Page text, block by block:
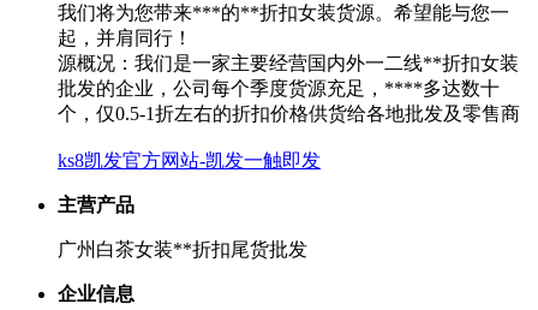
我们将为您带来***的**折扣女装货源。希望能与您一
起，并肩同行！
源概况：我们是一家主要经营国内外一二线**折扣女装
批发的企业，公司每个季度货源充足，****多达数十
个，仅0.5-1折左右的折扣价格供货给各地批发及零售商
ks8凯发官方网站-凯发一触即发
主营产品
广州白茶女装**折扣尾货批发
企业信息